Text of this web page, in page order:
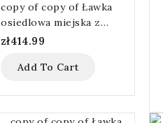
copy of copy of Ławka
osiedlowa miejska z
oparciem 136 cm
zł414.99
Add To Cart